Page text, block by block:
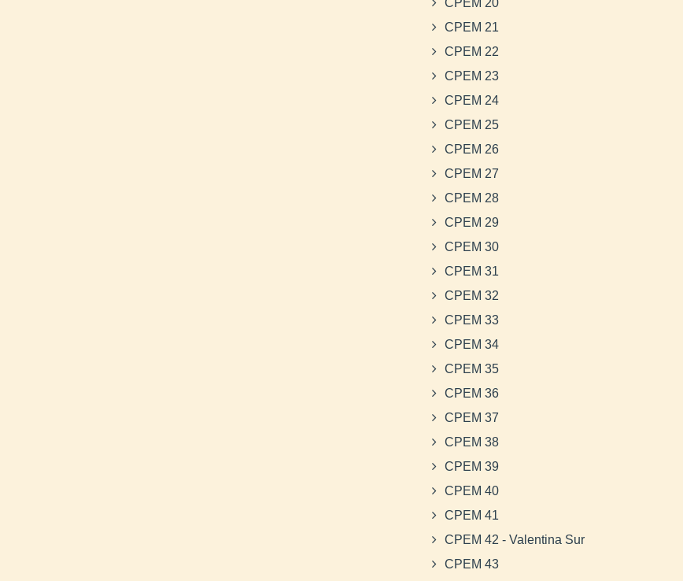
CPEM 20
CPEM 21
CPEM 22
CPEM 23
CPEM 24
CPEM 25
CPEM 26
CPEM 27
CPEM 28
CPEM 29
CPEM 30
CPEM 31
CPEM 32
CPEM 33
CPEM 34
CPEM 35
CPEM 36
CPEM 37
CPEM 38
CPEM 39
CPEM 40
CPEM 41
CPEM 42 - Valentina Sur
CPEM 43